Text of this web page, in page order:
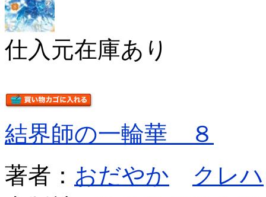
仕入元在庫あり
結界師の一輪華 ８
著者： おだやか
クレハ